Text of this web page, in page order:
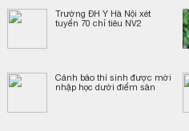
Trường ĐH Y Hà Nội xét
tuyển 70 chỉ tiêu NV2
Cảnh báo thí sinh được mời
nhập học dưới điểm sàn